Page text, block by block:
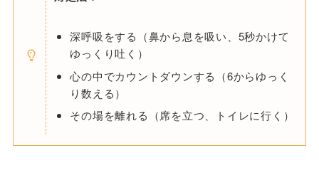
深呼吸をする（鼻から息を吸い、5秒かけて
ゆっくり吐く）
心の中でカウントダウンする（6からゆっく
り数える）
その場を離れる（席を立つ、トイレに行く）